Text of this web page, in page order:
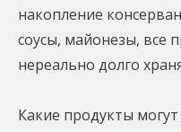
накопление
соусы, майонезы, все
нереально долго
Какие продукты